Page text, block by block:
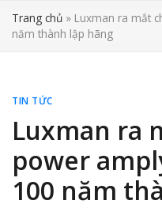
Trang chủ » Luxman ra mắt
năm thành lập hãng
TIN TỨC
Luxman ra
power
100 năm